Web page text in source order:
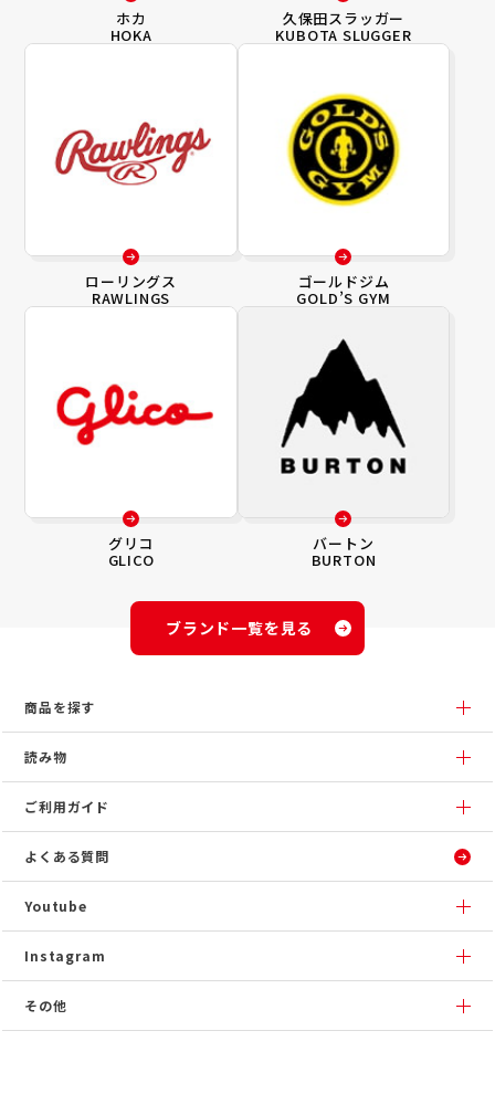
ホカ
HOKA
久保田スラッガー
KUBOTA SLUGGER
ローリングス
RAWLINGS
ゴールドジム
GOLD’S GYM
グリコ
GLICO
バートン
BURTON
ブランド一覧を見る
商品を探す
読み物
ご利用ガイド
よくある質問
Youtube
Instagram
その他